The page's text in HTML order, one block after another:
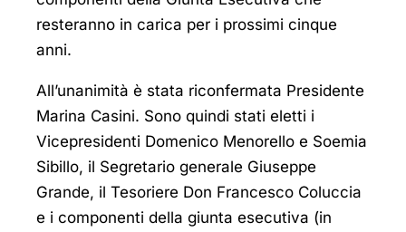
resteranno in carica per i prossimi cinque
anni.
All’unanimità è stata riconfermata Presidente
Marina Casini. Sono quindi stati eletti i
Vicepresidenti Domenico Menorello e Soemia
Sibillo, il Segretario generale Giuseppe
Grande, il Tesoriere Don Francesco Coluccia
e i componenti della giunta esecutiva (in